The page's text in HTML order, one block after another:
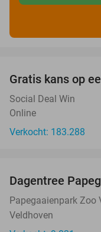
Gratis kans op
Social Deal Win
Online
Verkocht: 183.288
Dagentree
Papegaaienpark Zoo
Veldhoven